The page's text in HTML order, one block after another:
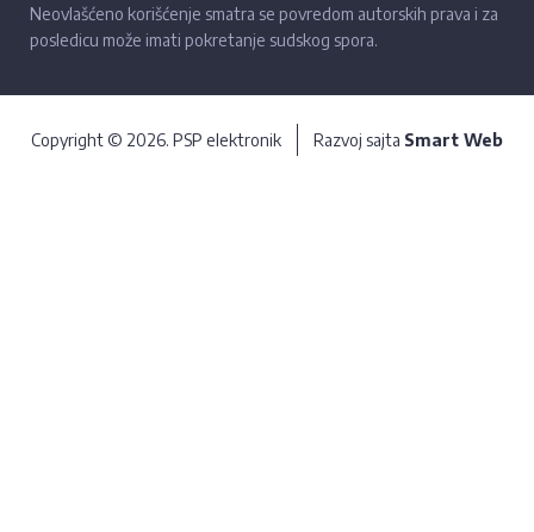
Neovlašćeno korišćenje smatra se povredom autorskih prava i za
posledicu može imati pokretanje sudskog spora.
Copyright © 2026. PSP elektronik Razvoj sajta Smart Web